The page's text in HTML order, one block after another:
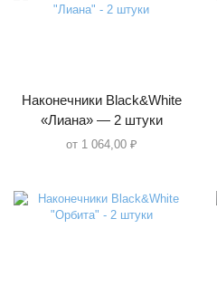
Наконечники Black&White
«Лиана» — 2 штуки
от 1 064,00 ₽